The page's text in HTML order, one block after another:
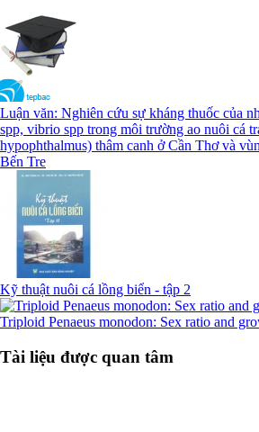
Luận văn: Nghiên cứu sự kháng thuốc của
spp, vibrio spp trong môi trường ao nuôi cá
hypophthalmus) thâm canh ở Cần Thơ và
Bến Tre
Kỹ thuật nuôi cá lồng biển - tập 2
Triploid Penaeus monodon: Sex ratio and
Tài liệu được quan tâm